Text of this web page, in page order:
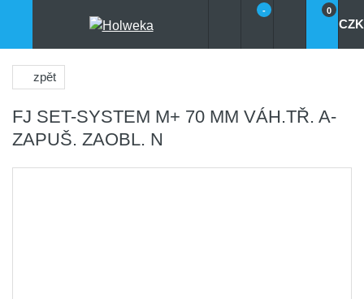
- 0
CZK
zpět
FJ SET-SYSTEM M+ 70 MM VÁH.TŘ. A-
ZAPUŠ. ZAOBL. N